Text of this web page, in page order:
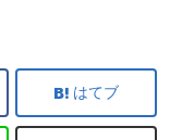
はてブ